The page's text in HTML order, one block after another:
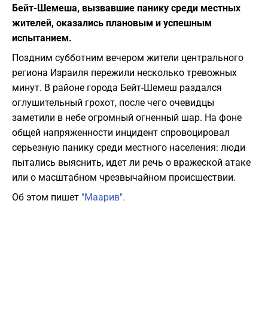
Бейт-Шемеша, вызвавшие панику среди местных
жителей, оказались плановым и успешным
испытанием.
Поздним субботним вечером жители центрального
региона Израиля пережили несколько тревожных
минут. В районе города Бейт-Шемеш раздался
оглушительный грохот, после чего очевидцы
заметили в небе огромный огненный шар. На фоне
общей напряженности инцидент спровоцировал
серьезную панику среди местного населения: люди
пытались выяснить, идет ли речь о вражеской атаке
или о масштабном чрезвычайном происшествии.
Об этом пишет "Маарив".